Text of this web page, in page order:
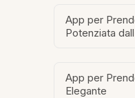
App per
Potenziata
App per
Elegante